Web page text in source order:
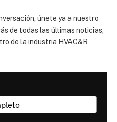
únete ya a nuestro
de todas las últimas noticias,
de la industria HVAC&R